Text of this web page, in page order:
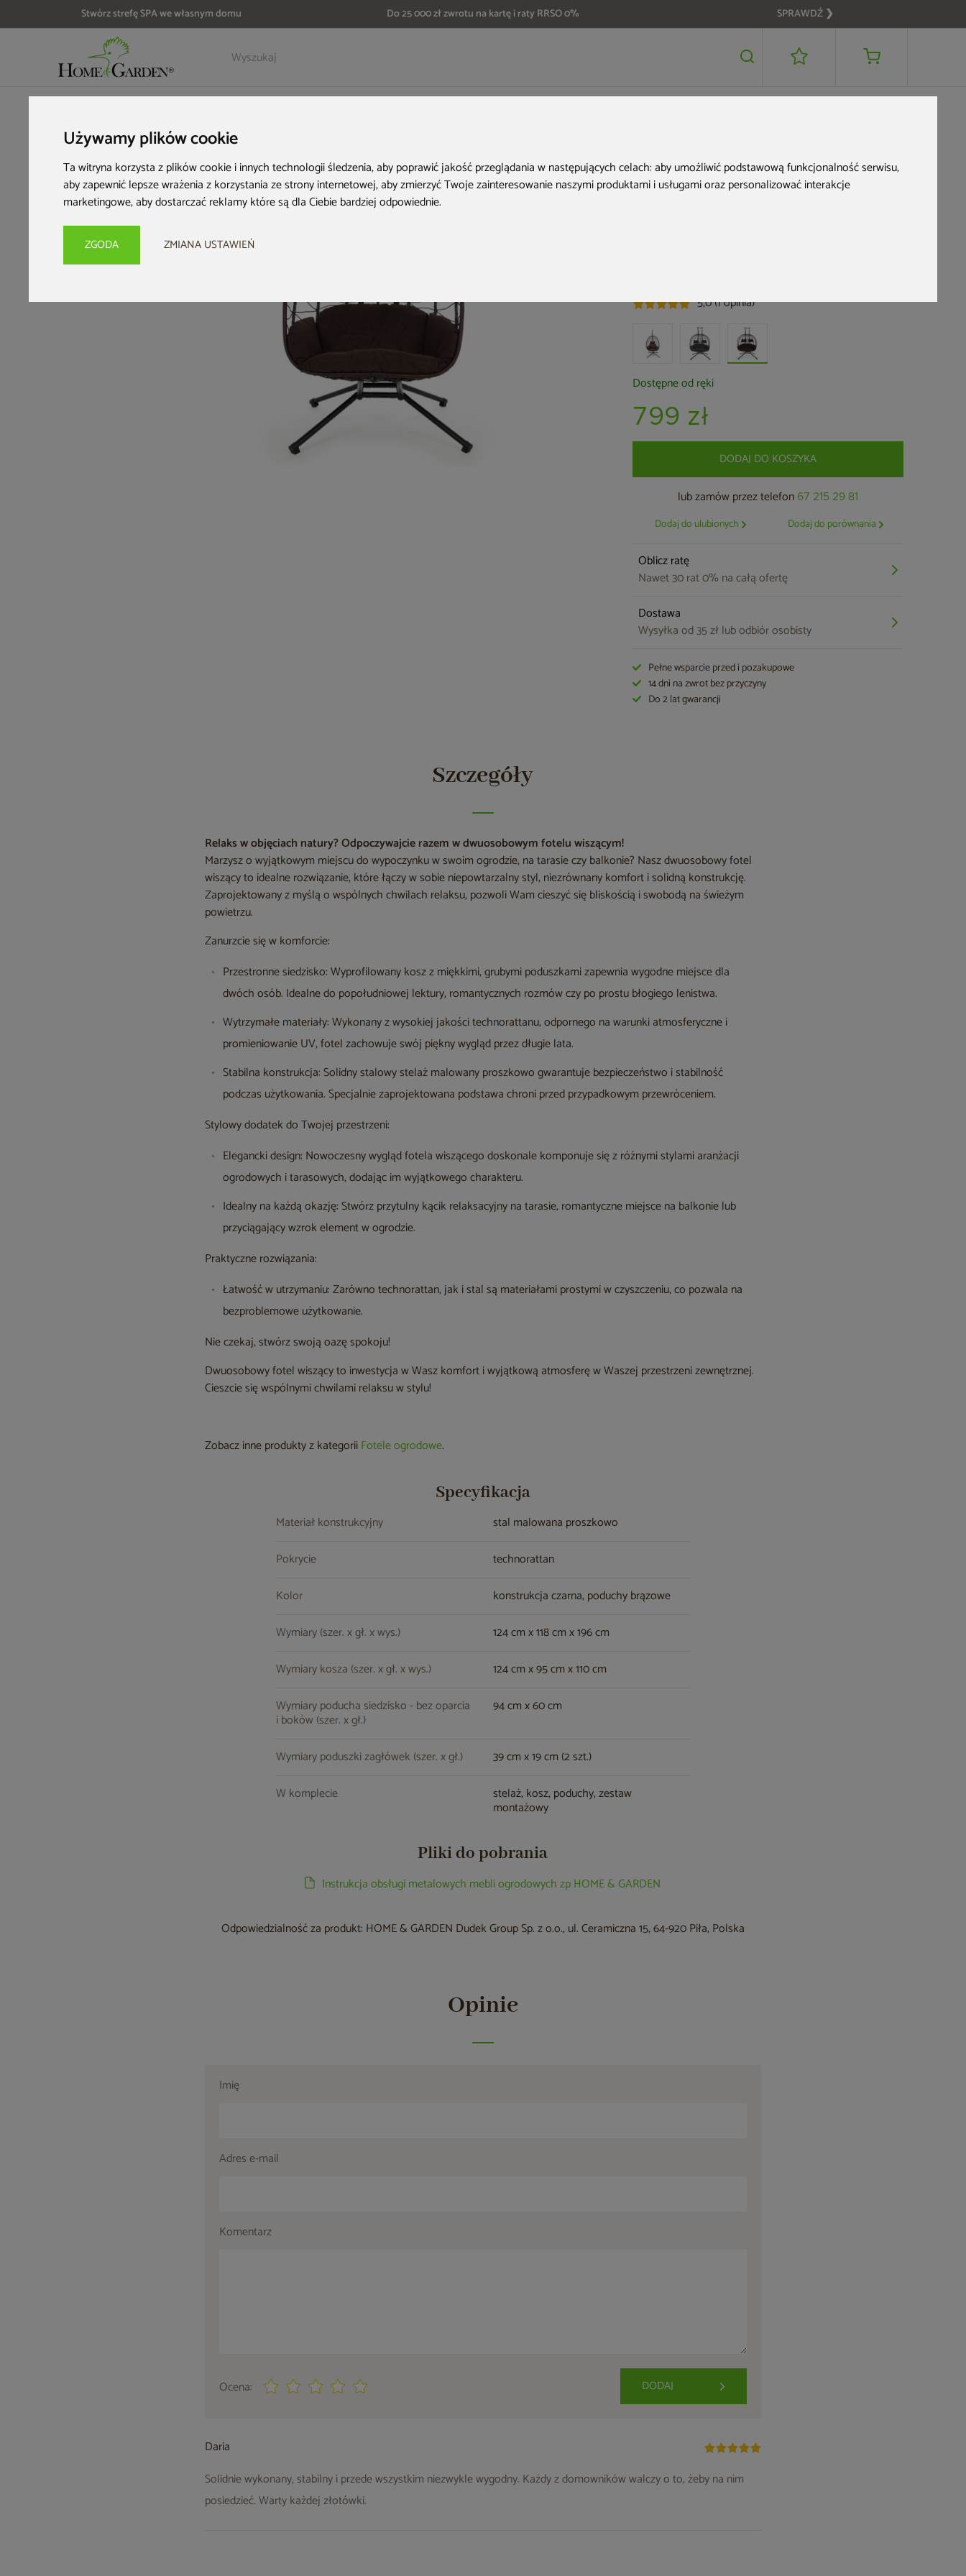
Używamy plików cookie
Ta witryna korzysta z plików cookie i innych technologii śledzenia, aby poprawić jakość przeglądania w następujących celach:aby umożliwić podstawową funkcjonalność serwisu,
aby zapewnić lepsze wrażenia z korzystania ze strony internetowej,aby zmierzyć Twoje zainteresowanie naszymi produktami i usługami oraz personalizować interakcje
marketingowe,aby dostarczać reklamy które są dla Ciebie bardziej odpowiednie.
ZGODA ZMIANA USTAWIEŃ
Stwórz strefę SPA we własnym domu Do 25 000 zł zwrotu na kartę i raty RRSO 0% SPRAWDŹ ❯
Szczegóły Opinie 799 zł DODAJ DO KOSZYKA
Fotel wiszący 2-
5,0 (1 opinia)
Dostępne od ręki
799 zł
DODAJ DO KOSZYKA
lub zamów przez telefon 67 215 29 81
Dodaj do ulubionych Dodaj do porównania
Oblicz ratę
Nawet 30 rat 0% na całą ofertę
Dostawa
Wysyłka od 35 zł lub odbiór osobisty
Pełne wsparcie przed i pozakupowe
14 dni na zwrot bez przyczyny
Do 2 lat gwarancji
Szczegóły
Relaks w objęciach natury? Odpoczywajcie razem w dwuosobowym fotelu wiszącym!
Marzysz o wyjątkowym miejscu do wypoczynku w swoim ogrodzie, na tarasie czy balkonie? Nasz dwuosobowy fotel
wiszący to idealne rozwiązanie, które łączy w sobie niepowtarzalny styl, niezrównany komfort i solidną konstrukcję.
Zaprojektowany z myślą o wspólnych chwilach relaksu, pozwoli Wam cieszyć się bliskością i swobodą na świeżym
powietrzu.
Zanurzcie się w komforcie:
Przestronne siedzisko: Wyprofilowany kosz z miękkimi, grubymi poduszkami zapewnia wygodne miejsce dla
dwóch osób. Idealne do popołudniowej lektury, romantycznych rozmów czy po prostu błogiego lenistwa.
Wytrzymałe materiały: Wykonany z wysokiej jakości technorattanu, odpornego na warunki atmosferyczne i
promieniowanie UV, fotel zachowuje swój piękny wygląd przez długie lata.
Stabilna konstrukcja: Solidny stalowy stelaż malowany proszkowo gwarantuje bezpieczeństwo i stabilność
podczas użytkowania. Specjalnie zaprojektowana podstawa chroni przed przypadkowym przewróceniem.
Stylowy dodatek do Twojej przestrzeni:
Elegancki design: Nowoczesny wygląd fotela wiszącego doskonale komponuje się z różnymi stylami aranżacji
ogrodowych i tarasowych, dodając im wyjątkowego charakteru.
Idealny na każdą okazję: Stwórz przytulny kącik relaksacyjny na tarasie, romantyczne miejsce na balkonie lub
przyciągający wzrok element w ogrodzie.
Praktyczne rozwiązania:
Łatwość w utrzymaniu: Zarówno technorattan, jak i stal są materiałami prostymi w czyszczeniu, co pozwala na
bezproblemowe użytkowanie.
Nie czekaj, stwórz swoją oazę spokoju!
Dwuosobowy fotel wiszący to inwestycja w Wasz komfort i wyjątkową atmosferę w Waszej przestrzeni zewnętrznej.
Cieszcie się wspólnymi chwilami relaksu w stylu!
Zobacz inne produkty z kategoriiFotele ogrodowe.
Specyfikacja
Materiał konstrukcyjny
stal malowana proszkowo
Pokrycie
technorattan
Kolor
konstrukcja czarna, poduchy brązowe
Wymiary (szer. x gł. x wys.)
124 cm x 118 cm x 196 cm
Wymiary kosza (szer. x gł. x wys.)
124 cm x 95 cm x 110 cm
Wymiary poducha siedzisko - bez oparcia
i boków (szer. x gł.)
94 cm x 60 cm
Wymiary poduszki zagłówek (szer. x gł.)
39 cm x 19 cm (2 szt.)
W komplecie
stelaż, kosz, poduchy, zestaw
montażowy
Pliki do pobrania
Instrukcja obsługi metalowych mebli ogrodowych zp HOME & GARDEN
Odpowiedzialność za produkt: HOME & GARDEN Dudek Group Sp. z o.o., ul. Ceramiczna 15, 64-920 Piła, Polska
Opinie
Imię
Adres e-mail
Komentarz
Ocena: DODAJ
Daria
Solidnie wykonany, stabilny i przede wszystkim niezwykle wygodny. Każdy z domowników walczy o to, żeby na nim
posiedzieć. Warty każdej złotówki.